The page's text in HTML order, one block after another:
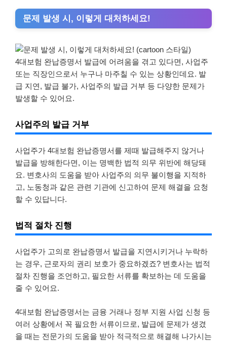
문제 발생 시, 이렇게 대처하세요!
4대보험 완납증명서 발급에 어려움을 겪고 있다면, 사업주
또는 직장인으로서 누구나 마주칠 수 있는 상황인데요. 발
급 지연, 발급 불가, 사업주의 발급 거부 등 다양한 문제가
발생할 수 있어요.
사업주의 발급 거부
사업주가 4대보험 완납증명서를 제때 발급해주지 않거나
발급을 방해한다면, 이는 명백한 법적 의무 위반에 해당돼
요. 변호사의 도움을 받아 사업주의 의무 불이행을 지적하
고, 노동청과 같은 관련 기관에 신고하여 문제 해결을 요청
할 수 있답니다.
법적 절차 진행
사업주가 고의로 완납증명서 발급을 지연시키거나 누락하
는 경우, 근로자의 권리 보호가 중요하겠죠? 변호사는 법적
절차 진행을 조언하고, 필요한 서류를 확보하는 데 도움을
줄 수 있어요.
4대보험 완납증명서는 금융 거래나 정부 지원 사업 신청 등
여러 상황에서 꼭 필요한 서류이므로, 발급에 문제가 생겼
을 때는 전문가의 도움을 받아 적극적으로 해결해 나가시는